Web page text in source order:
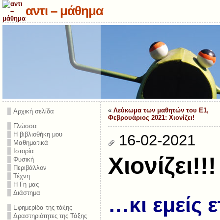
αντι – μάθημα
Αρχική σελίδα
Γλώσσα
Η βιβλιοθήκη μου
Μαθηματικά
Ιστορία
Φυσική
Περιβάλλον
Τέχνη
Η Γη μας
Διάστημα
Εφημερίδα της τάξης
Δραστηριότητες της Τάξης
« Λεύκωμα των μαθητών του Ε1,
Φεβρουάριος 2021: Χιονίζει!
16-02-2021
Χιονίζει!!!
…κι εμείς